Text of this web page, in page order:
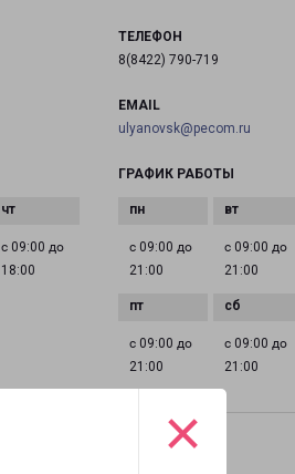
×
с 09:00 до
18:00
ТЕЛЕФОН
8(8422) 790-719
EMAIL
ulyanovsk@pecom.ru
ГРАФИК РАБОТЫ
с 09:00 до
21:00
с 09:00 до
21:00
с 09:00 до
21:00
с 09:00 до
21:00